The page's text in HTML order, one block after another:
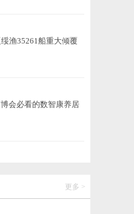
渔35261船重大倾覆
会必看的数智康养居
更多 >